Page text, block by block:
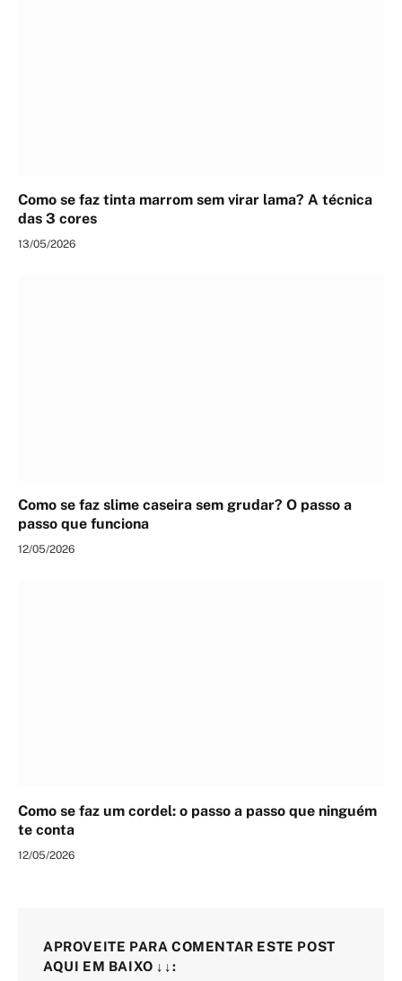
Como se faz tinta marrom sem virar lama? A técnica
das 3 cores
13/05/2026
Como se faz slime caseira sem grudar? O passo a
passo que funciona
12/05/2026
Como se faz um cordel: o passo a passo que ninguém
te conta
12/05/2026
APROVEITE PARA COMENTAR ESTE POST
AQUI EM BAIXO ↓↓: